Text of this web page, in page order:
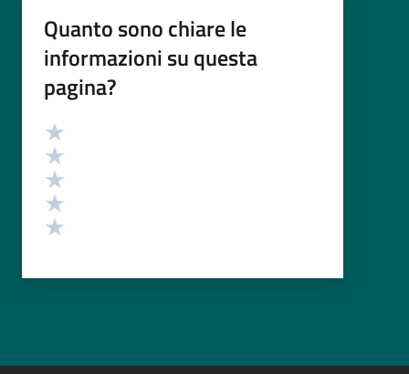
Quanto sono chiare le
informazioni su questa
pagina?
Valutazione